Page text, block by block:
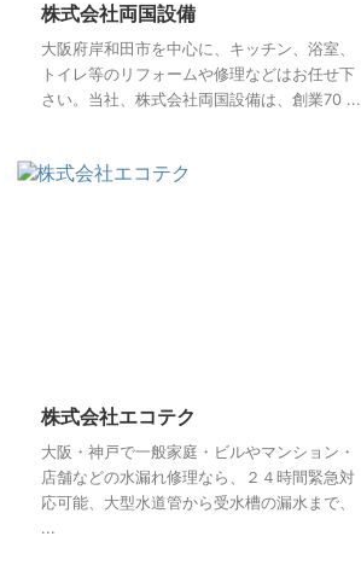
株式会社両国設備
大阪府岸和田市を中心に、キッチン、浴室、
トイレ等のリフォームや修理などはお任せ下
さい。当社、株式会社両国設備は、創業70 ...
株式会社エコテク
大阪・神戸で一般家庭・ビルやマンション・
店舗などの水漏れ修理なら、２４時間緊急対
応可能、大型水道管から受水槽の漏水まで、
...